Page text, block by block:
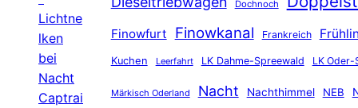
Lichtne
lken
bei
Nacht
Captrai
Dochnoch
Finowfurt Finowkanal Frankreich
Kuchen Leerfahrt LK Dahme-Spreewald LK Oder-
Märkisch Oderland Nacht Nachthimmel NEB